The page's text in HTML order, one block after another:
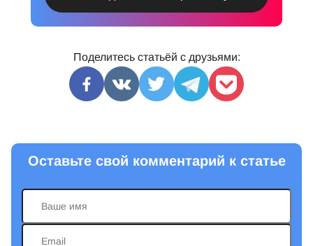
Поделитесь статьёй с друзьями:
Оставьте свой комментарий к статье